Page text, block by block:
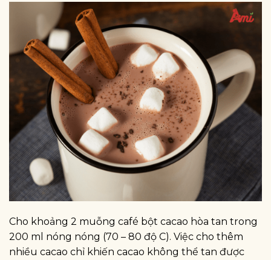
Cho khoảng 2 muỗng café bột cacao hòa tan trong
200 ml nóng nóng (70 – 80 độ C). Việc cho thêm
nhiều cacao chỉ khiến cacao không thể tan được